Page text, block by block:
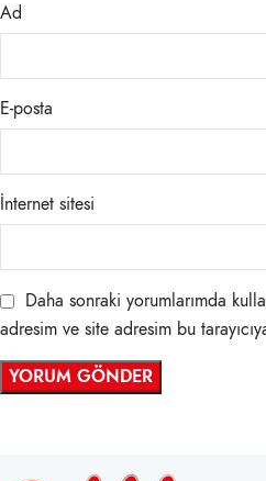
Ad
E-posta
İnternet sitesi
Daha sonraki yorumlarımda
adresim ve site adresim bu